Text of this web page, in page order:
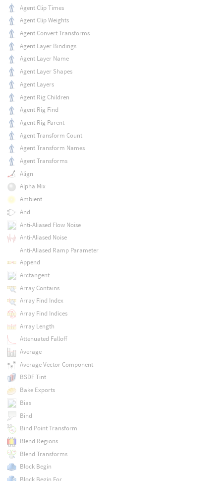
Agent Clip Times
Agent Clip Weights
Agent Convert Transforms
Agent Layer Bindings
Agent Layer Name
Agent Layer Shapes
Agent Layers
Agent Rig Children
Agent Rig Find
Agent Rig Parent
Agent Transform Count
Agent Transform Names
Agent Transforms
Align
Alpha Mix
Ambient
And
Anti-Aliased Flow Noise
Anti-Aliased Noise
Anti-Aliased Ramp Parameter
Append
Arctangent
Array Contains
Array Find Index
Array Find Indices
Array Length
Attenuated Falloff
Average
Average Vector Component
BSDF Tint
Bake Exports
Bias
Bind
Bind Point Transform
Blend Regions
Blend Transforms
Block Begin